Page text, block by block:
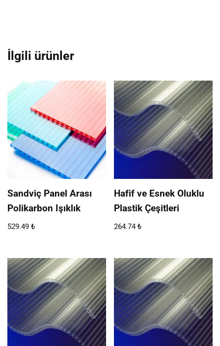
İlgili ürünler
Sandviç Panel Arası
Polikarbon Işıklık
529.49 ₺
Hafif ve Esnek Oluklu
Plastik Çeşitleri
264.74₺